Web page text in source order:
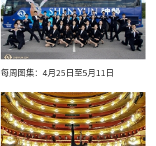
每周图集：4月25日至5月11日